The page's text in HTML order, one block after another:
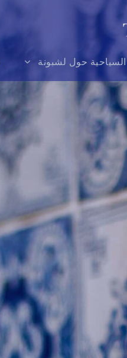
السياحية حول لشبونة